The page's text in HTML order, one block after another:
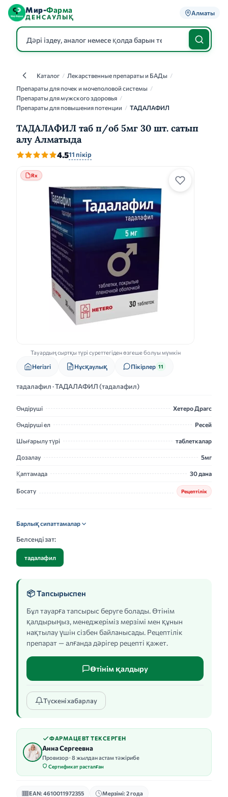
Мир-Фарма
ДЕНСАУЛЫҚ
Алматы
КаталогКаталог / Лекарственные препараты и БАДы /
Препараты для почек и мочеполовой системы /
Препараты для мужского здоровья /
Препараты для повышения потенции / ТАДАЛАФИЛ
ТАДАЛАФИЛ таб п/об 5мг 30 шт. сатып
алу Алматыда
4.511 пікір
Rx
Тауардың сыртқы түрі суреттегіден өзгеше болуы мүмкін
Негізгі Нұсқаулық Пікірлер 11
тадалафил · ТАДАЛАФИЛ (тадалафил)
Өндіруші Хетеро Драгс
Өндіруші ел Ресей
Шығарылу түрі таблеткалар
Дозалау 5мг
Қаптамада 30 дана
Босату Рецептілік
Барлық сипаттамалар
Белсенді зат:
тадалафил
📦 Тапсырыспен
Бұл тауарға тапсырыс беруге болады. Өтінім
қалдырыңыз, менеджеріміз мерзімі мен құнын
нақтылау үшін сізбен байланысады. Рецептілік
препарат — алғанда дәрігер рецепті қажет.
Өтінім қалдыру
Түскені хабарлау
ФАРМАЦЕВТ ТЕКСЕРГЕН
Анна Сергеевна
Провизор · 8 жылдан астам тәжірибе
Сертификат расталған
EAN: 4610011972355 Мерзімі: 2 года